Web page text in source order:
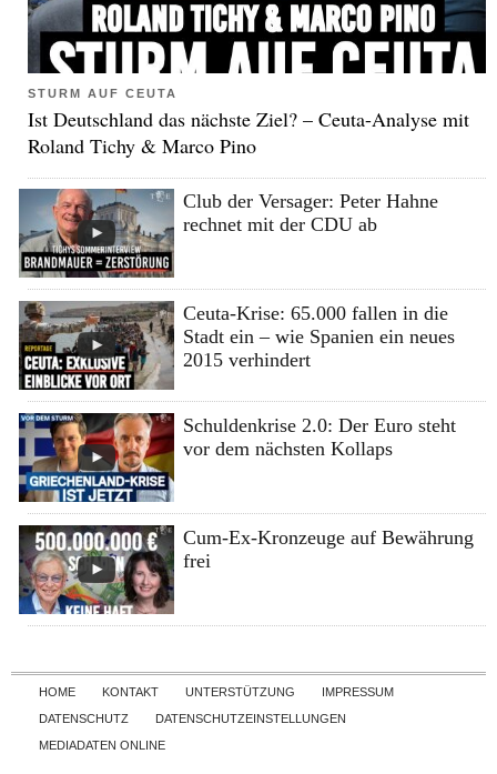
STURM AUF CEUTA
Ist Deutschland das nächste Ziel? – Ceuta-Analyse mit
Roland Tichy & Marco Pino
Club der Versager: Peter Hahne
rechnet mit der CDU ab
Ceuta-Krise: 65.000 fallen in die
Stadt ein – wie Spanien ein neues
2015 verhindert
Schuldenkrise 2.0: Der Euro steht
vor dem nächsten Kollaps
Cum-Ex-Kronzeuge auf Bewährung
frei
Skip to content
HOME KONTAKT UNTERSTÜTZUNG
IMPRESSUM
DATENSCHUTZ
DATENSCHUTZEINSTELLUNGEN
MEDIADATEN ONLINE